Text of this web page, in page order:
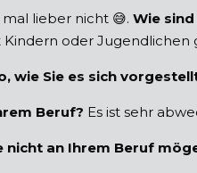
lieber nicht 😅. Wie
oder Jugendlichen
wie Sie es sich
Beruf? Es ist sehr
nicht an Ihrem Beruf